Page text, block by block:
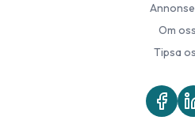
Om oss
Tipsa